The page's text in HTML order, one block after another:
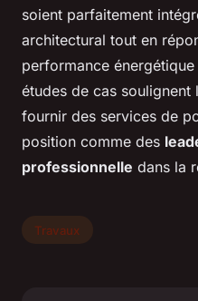
soient parfaitement
architectural tout en
performance
études de cas soulignent
fournir des services de
position comme des
professionnelle dans la
Travaux